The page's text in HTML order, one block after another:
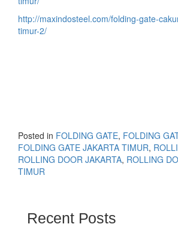
http://maxindosteel.com/folding-gate-
timur-2/
Posted in FOLDING GATE, FOLDING
FOLDING GATE JAKARTA TIMUR,
ROLLING DOOR JAKARTA, ROLLING
TIMUR
Recent Posts